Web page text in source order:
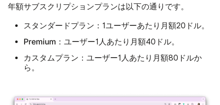
年額サブスクリプションプランは以下の通りです。
スタンダードプラン： 1ユーザーあたり月額20ドル。
Premium： ユーザー1人あたり月額40ドル。
カスタムプラン： ユーザー1人あたり月額80ドルか
ら。